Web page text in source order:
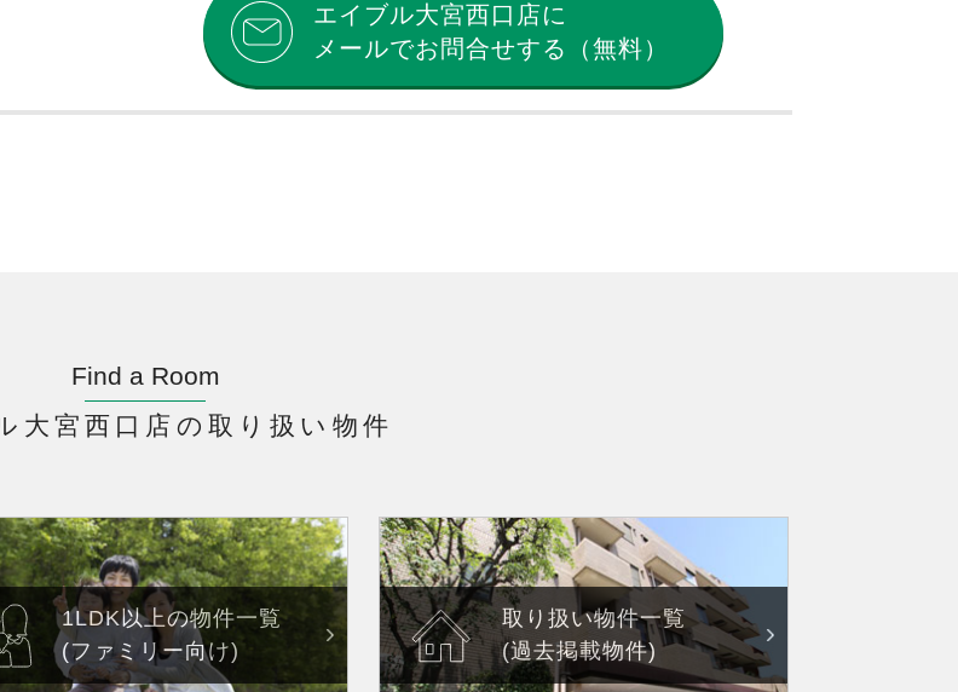
エイブル大宮西口店に
メールでお問合せする（無料）
Find a Room
大宮西口店の取り扱い物件
1LDK以上の物件一覧
(ファミリー向け)
取り扱い物件一覧
(過去掲載物件)